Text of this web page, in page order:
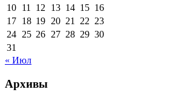
10 11 12 13 14 15 16
17 18 19 20 21 22 23
24 25 26 27 28 29 30
31
« Июл
Архивы